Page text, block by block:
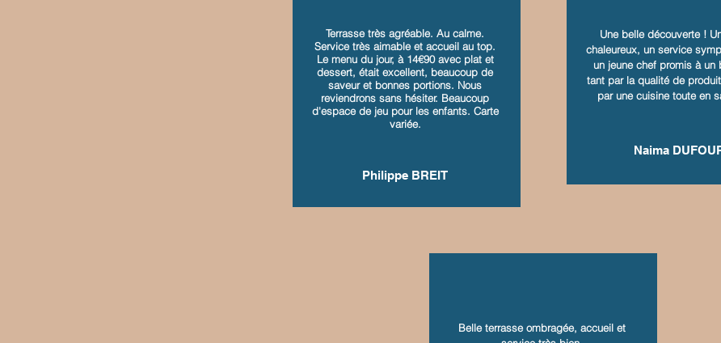
Terrasse très agréable. Au calme.
Service très aimable et accueil au top.
Le menu du jour, à 14€90 avec plat et
dessert, était excellent, beaucoup de
saveur et bonnes portions. Nous
reviendrons sans hésiter. Beaucoup
d'espace de jeu pour les enfants. Carte
variée.
Philippe BREIT
Une belle découverte !
chaleureux, un service
un jeune chef promis à un
tant par la qualité de
par une cuisine toute en
Naima
Belle terrasse ombragée, accueil et